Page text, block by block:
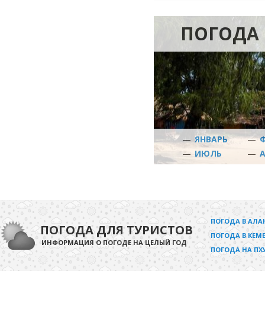
ПОГОДА
— ЯНВАРЬ —
— ИЮЛЬ —
ПОГОДА ДЛЯ ТУРИСТОВ
ИНФОРМАЦИЯ О ПОГОДЕ НА ЦЕЛЫЙ ГОД
ПОГОДА В
ПОГОДА В
ПОГОДА НА